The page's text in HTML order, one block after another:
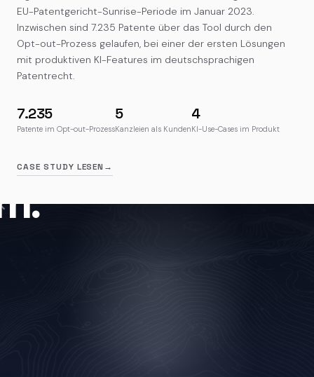
EU-Patentgericht-Sunrise-Periode im Januar 2023.
Inzwischen sind 7.235 Patente über das Tool durch den
Opt-out-Prozess gelaufen, bei einer der ersten Lösungen
mit produktiven KI-Features im deutschsprachigen
Patentrecht.
7.235
Patente im Opt-out-Prozess
5
Kanzleien als Kunden
4
KI-Use-Cases im Produkt
CASE STUDY LESEN →